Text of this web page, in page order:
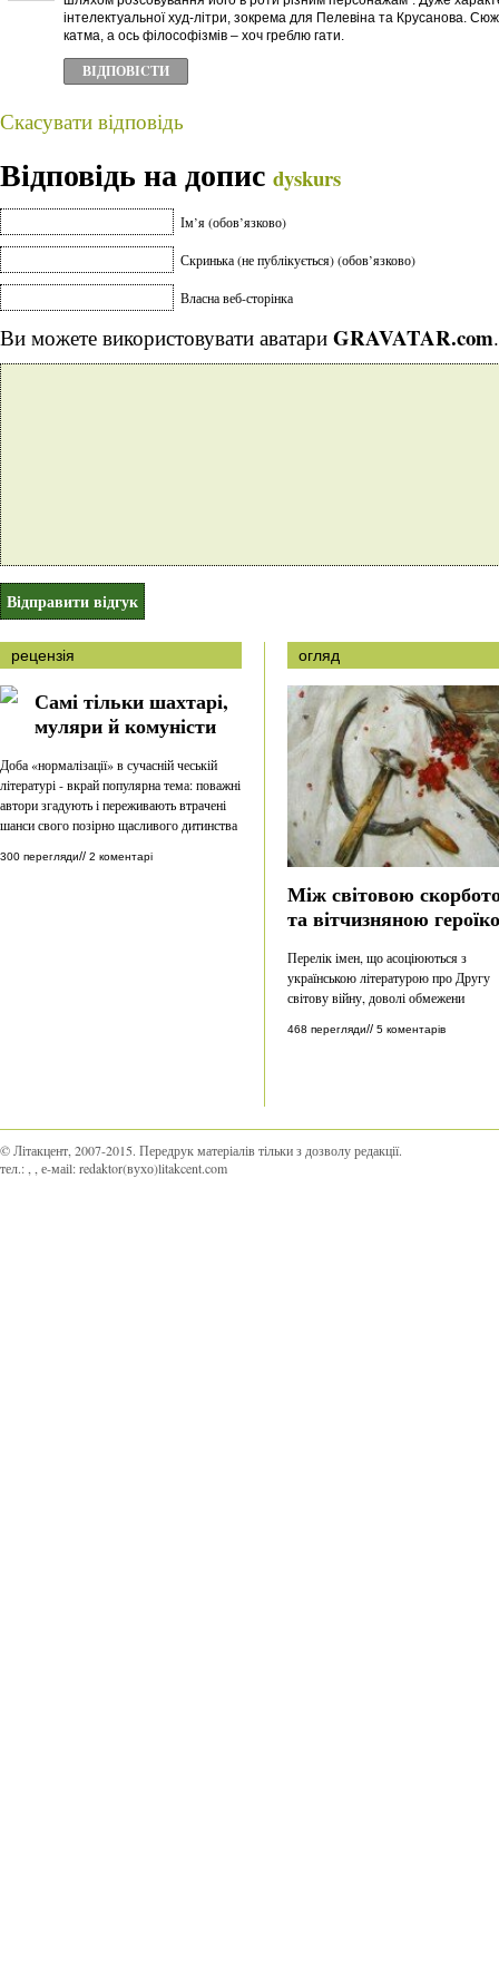
інтелектуальної худ-літри, зокрема для Пелевіна та Крусанова.
катма, а ось філософізмів – хоч греблю гати.
ВІДПОВІCТИ
Скасувати відповідь
Відповідь на допис dyskurs
Ім’я (обов’язково)
Скринька (не публікується) (обов’язково)
Власна веб-сторінка
Ви можете використовувати аватари GRAVATAR.com.
рецензія
Самі тільки шахтарі,
муляри й комуністи
Доба «нормалізації» в сучасній чеській
літературі - вкрай популярна тема: поважні
автори згадують і переживають втрачені
шанси свого позірно щасливого дитинства
300 перегляди// 2 коментарі
огляд
Між світовою
та вітчизняною
Перелік імен, що асоціюються з
українською літературою про Другу
світову війну, доволі обмежени
468 перегляди// 5 коментарів
© Літакцент, 2007-2015. Передрук матеріалів тільки з дозволу редакції.
тел.:
, е-маіl:redaktor(вухо)litakcent.com